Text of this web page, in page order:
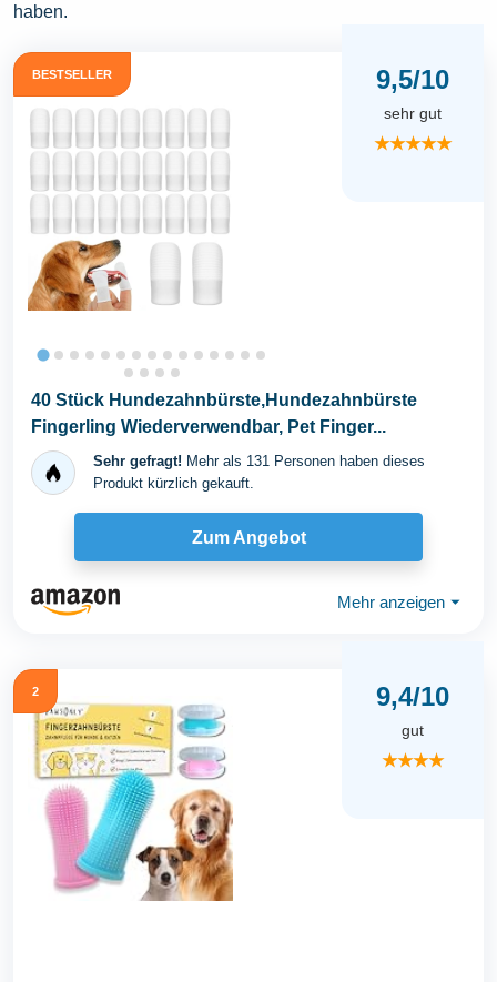
haben.
BESTSELLER 9,5/10
sehr gut
★★★★★
40 Stück Hundezahnbürste,Hundezahnbürste
Fingerling Wiederverwendbar, Pet Finger...
Sehr gefragt! Mehr als 131 Personen haben dieses
Produkt kürzlich gekauft.
Zum Angebot
Mehr anzeigen ⏷
2 9,4/10
gut
★★★★